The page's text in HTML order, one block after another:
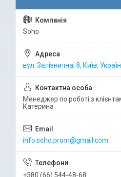
Soho
вул. Залізнична, 8, Київ,
Менеджер по роботі з
Катерина
info.soho.prom@gmail.com
+380 (66) 544-48-68